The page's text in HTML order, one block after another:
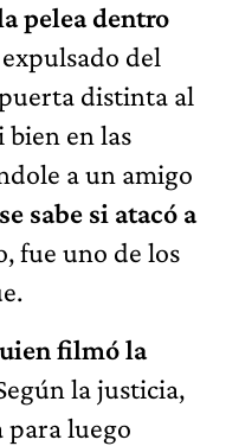
pelea dentro
del
distinta al
bien en las
a un amigo
sabe si atacó a
fue uno de los
filmó la
la justicia,
para luego